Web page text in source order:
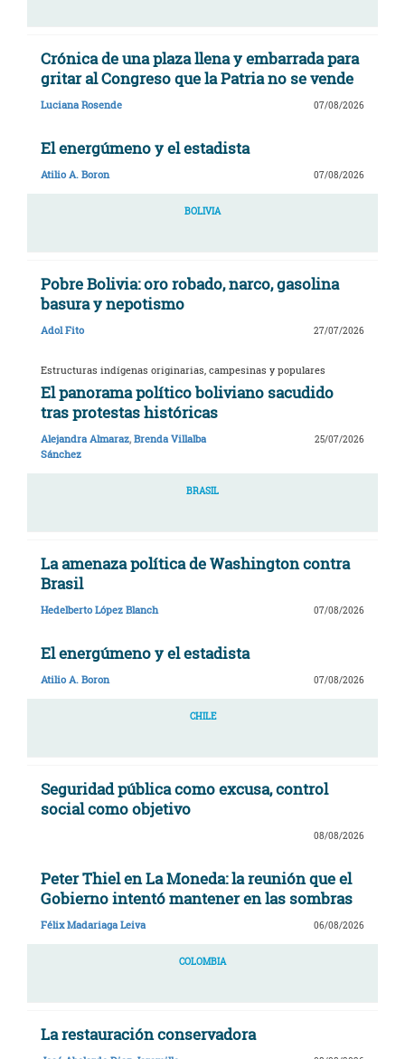
Crónica de una plaza llena y embarrada para
gritar al Congreso que la Patria no se vende
Luciana Rosende 07/08/2026
El energúmeno y el estadista
Atilio A. Boron 07/08/2026
BOLIVIA
Pobre Bolivia: oro robado, narco, gasolina
basura y nepotismo
Adol Fito 27/07/2026
Estructuras indígenas originarias, campesinas y populares
El panorama político boliviano sacudido
tras protestas históricas
Alejandra Almaraz, Brenda Villalba
Sánchez
25/07/2026
BRASIL
La amenaza política de Washington contra
Brasil
Hedelberto López Blanch 07/08/2026
El energúmeno y el estadista
Atilio A. Boron 07/08/2026
CHILE
Seguridad pública como excusa, control
social como objetivo
08/08/2026
Peter Thiel en La Moneda: la reunión que el
Gobierno intentó mantener en las sombras
Félix Madariaga Leiva 06/08/2026
COLOMBIA
La restauración conservadora